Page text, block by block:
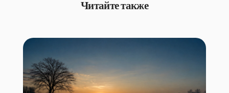
Читайте также